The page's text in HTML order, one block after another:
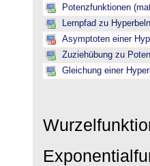
Potenzfunktionen
Lernpfad zu Hyperbeln
Asymptoten einer
Zuziehübung zu
Gleichung einer